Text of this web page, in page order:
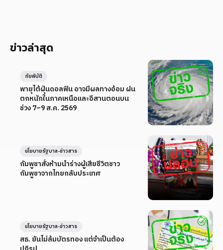
ข่าวล่าสุด
พายุไต้ฝุ่นดอลฟิน อาจมีผลทางอ้อม ฝน
ตกหนักในภาคเหนือและอีสานตอนบน
ช่วง 7–9 ส.ค. 2569
ภัยพิบัติ
กัมพูชาสั่งห้ามนำร่างผู้เสียชีวิตชาว
กัมพูชาจากไทยกลับประเทศ
นโยบายรัฐบาล-ข่าวสาร
สธ. ยันไม่ล้มบัตรทอง แต่จำเป็นต้อง
นโยบายรัฐบาล-ข่าวสาร